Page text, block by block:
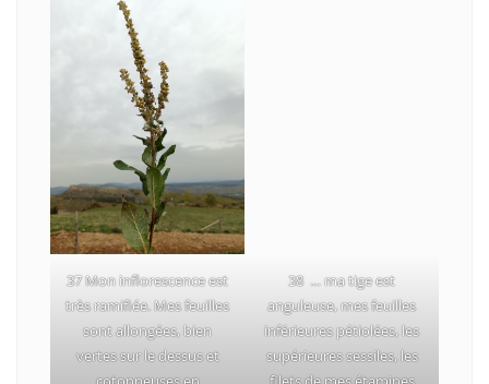
37 Mon inflorescence est
très ramifiée. Mes feuilles
sont allongées, bien
vertes sur le dessus et
38 … ma tige est
anguleuse, mes feuilles
inférieures pétiolées, les
supérieures sessiles, les